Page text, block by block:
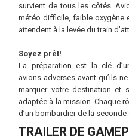
survient de tous les côtés.
météo difficile, faible oxygène
attendent à la levée du train
Soyez prêt!
La préparation est la clé
avions adverses avant qu’ils
marquer votre destination et
adaptée à la mission. Chaque
d’un bombardier de la seconde
TRAILER DE